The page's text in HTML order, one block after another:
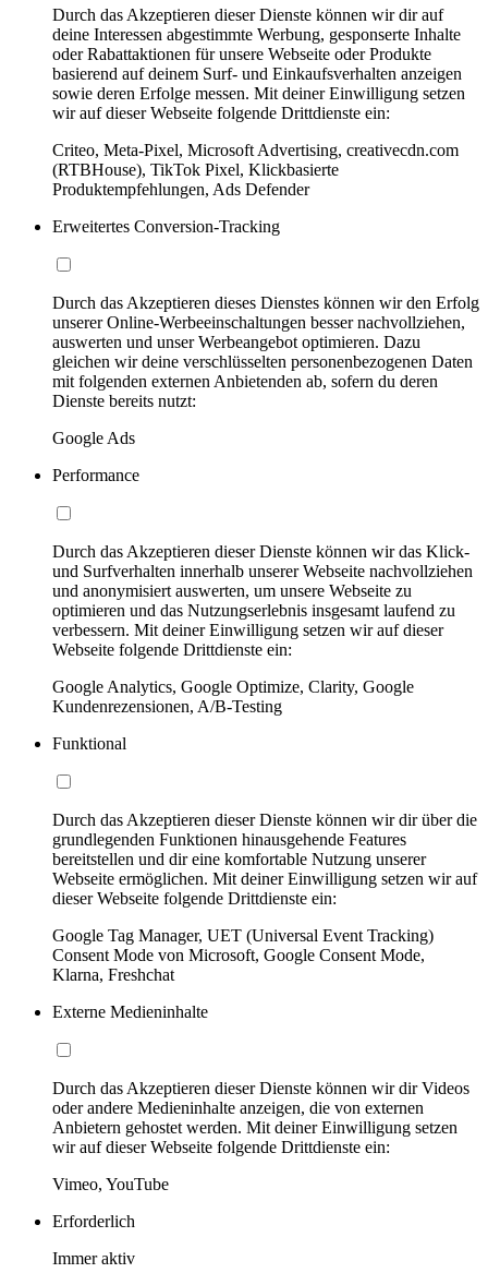
Durch das Akzeptieren dieser Dienste können wir dir auf
deine Interessen abgestimmte Werbung, gesponserte Inhalte
oder Rabattaktionen für unsere Webseite oder Produkte
basierend auf deinem Surf- und Einkaufsverhalten anzeigen
sowie deren Erfolge messen. Mit deiner Einwilligung setzen
wir auf dieser Webseite folgende Drittdienste ein:
Criteo, Meta-Pixel, Microsoft Advertising, creativecdn.com
(RTBHouse), TikTok Pixel, Klickbasierte
Produktempfehlungen, Ads Defender
Erweitertes Conversion-Tracking
Durch das Akzeptieren dieses Dienstes können wir den Erfolg
unserer Online-Werbeeinschaltungen besser nachvollziehen,
auswerten und unser Werbeangebot optimieren. Dazu
gleichen wir deine verschlüsselten personenbezogenen Daten
mit folgenden externen Anbietenden ab, sofern du deren
Dienste bereits nutzt:
Google Ads
Performance
Durch das Akzeptieren dieser Dienste können wir das Klick-
und Surfverhalten innerhalb unserer Webseite nachvollziehen
und anonymisiert auswerten, um unsere Webseite zu
optimieren und das Nutzungserlebnis insgesamt laufend zu
verbessern. Mit deiner Einwilligung setzen wir auf dieser
Webseite folgende Drittdienste ein:
Google Analytics, Google Optimize, Clarity, Google
Kundenrezensionen, A/B-Testing
Funktional
Durch das Akzeptieren dieser Dienste können wir dir über die
grundlegenden Funktionen hinausgehende Features
bereitstellen und dir eine komfortable Nutzung unserer
Webseite ermöglichen. Mit deiner Einwilligung setzen wir auf
dieser Webseite folgende Drittdienste ein:
Google Tag Manager, UET (Universal Event Tracking)
Consent Mode von Microsoft, Google Consent Mode,
Klarna, Freshchat
Externe Medieninhalte
Durch das Akzeptieren dieser Dienste können wir dir Videos
oder andere Medieninhalte anzeigen, die von externen
Anbietern gehostet werden. Mit deiner Einwilligung setzen
wir auf dieser Webseite folgende Drittdienste ein:
Vimeo, YouTube
Erforderlich
Immer aktiv